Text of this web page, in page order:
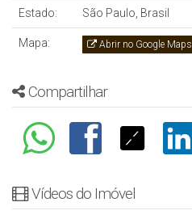
Estado: São Paulo, Brasil
Mapa: Abrir no Google Maps
Compartilhar
Vídeos do Imóvel